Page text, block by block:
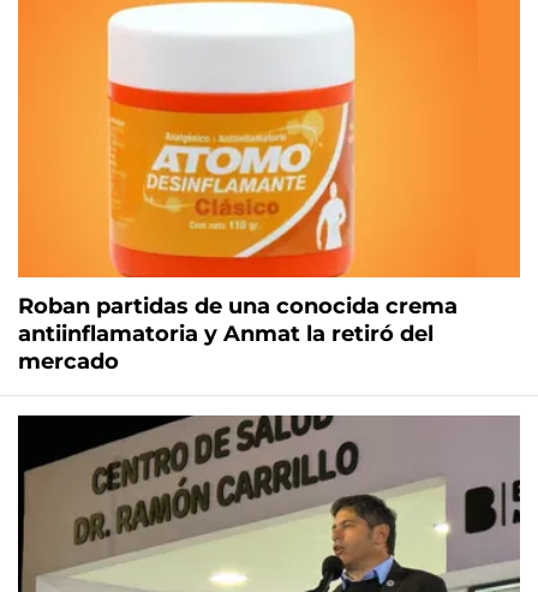
Roban partidas de una conocida crema
antiinflamatoria y Anmat la retiró del
mercado